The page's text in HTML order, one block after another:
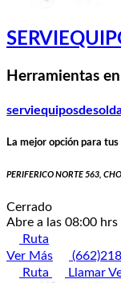
Herramientas en
La mejor opción para tus
PERIFERICO NORTE 563,
Cerrado
Abre a las 08:00 hrs
Ruta
Ver Más
Ruta
Llamar